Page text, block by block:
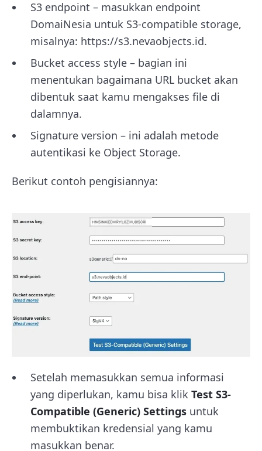
S3 endpoint – masukkan endpoint
DomaiNesia untuk S3-compatible storage,
misalnya: https://s3.nevaobjects.id.
Bucket access style – bagian ini
menentukan bagaimana URL bucket akan
dibentuk saat kamu mengakses file di
dalamnya.
Signature version – ini adalah metode
autentikasi ke Object Storage.
Berikut contoh pengisiannya:
Setelah memasukkan semua informasi
yang diperlukan, kamu bisa klik Test S3-
Compatible (Generic) Settings untuk
membuktikan kredensial yang kamu
masukkan benar.